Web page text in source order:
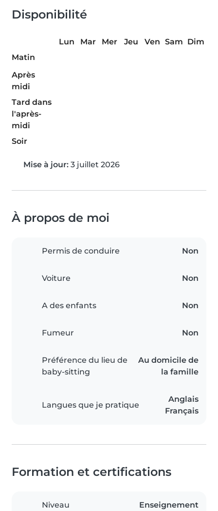
Disponibilité
Lun Mar Mer Jeu Ven Sam Dim
Matin
Après
midi
Tard dans
l'après-
midi
Soir
Mise à jour: 3 juillet 2026
À propos de moi
Permis de conduire Non
Voiture Non
A des enfants Non
Fumeur Non
Préférence du lieu de
baby-sitting
Au domicile de
la famille
Langues que je pratique
Anglais
Français
Formation et certifications
Niveau
Enseignement